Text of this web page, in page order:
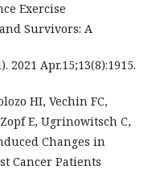
Exercise
Survivors: A
2021 Apr.15;13(8):1915.
HI, Vechin FC,
E, Ugrinowitsch C,
Changes in
Cancer Patients